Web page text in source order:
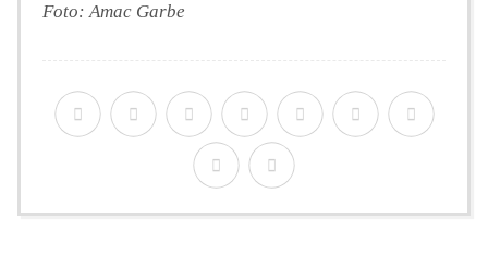
Foto: Amac Garbe